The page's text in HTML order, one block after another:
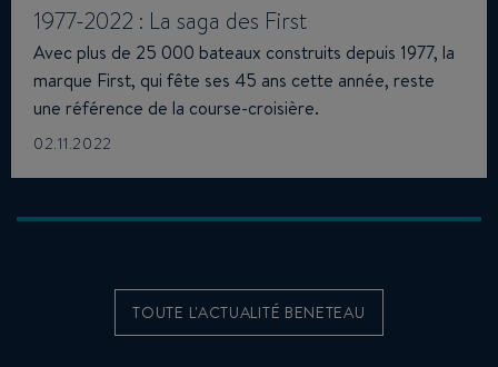
1977-2022 : La saga des First
Avec plus de 25 000 bateaux construits depuis 1977, la
marque First, qui fête ses 45 ans cette année, reste
une référence de la course-croisière.
02.11.2022
TOUTE L'ACTUALITÉ BENETEAU